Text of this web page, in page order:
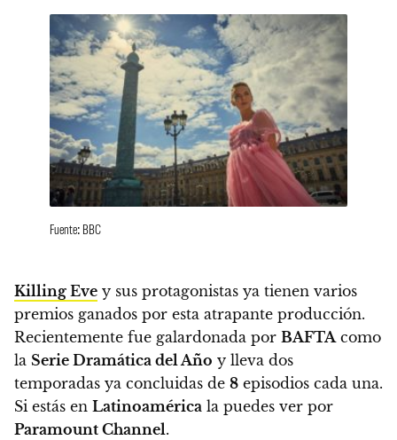
Fuente: BBC
Killing Eve y sus protagonistas ya tienen varios
premios ganados por esta atrapante producción.
Recientemente fue galardonada por BAFTAcomo
la Serie Dramática del Año y lleva dos
temporadas ya concluidas de 8 episodios cada una.
Si estás en Latinoamérica la puedes ver por
Paramount Channel.